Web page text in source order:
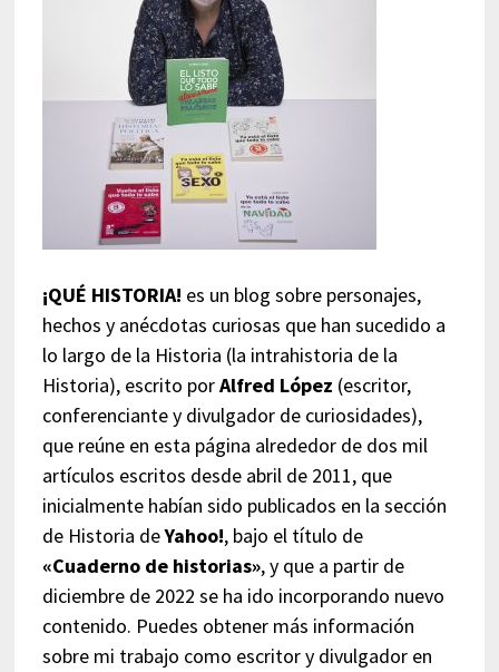
¡QUÉ HISTORIA! es un blog sobre personajes,
hechos y anécdotas curiosas que han sucedido a
lo largo de la Historia (la intrahistoria de la
Historia), escrito porAlfred López (escritor,
conferenciante y divulgador de curiosidades),
que reúne en esta página alrededor de dos mil
artículos escritos desde abril de 2011, que
inicialmente habían sido publicados en la sección
de Historia deYahoo!, bajo el título de
«Cuaderno de historias», y que a partir de
diciembre de 2022 se ha ido incorporando nuevo
contenido. Puedes obtener más información
sobre mi trabajo como escritor y divulgador en